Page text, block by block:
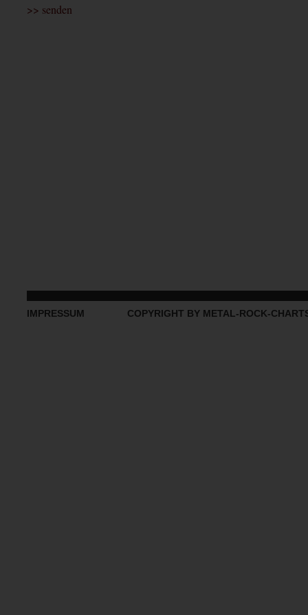
IMPRESSUM COPYRIGHT BY METAL-ROCK-